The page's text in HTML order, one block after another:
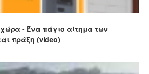
- Ένα πάγιο αίτημα των
πράξη (video)